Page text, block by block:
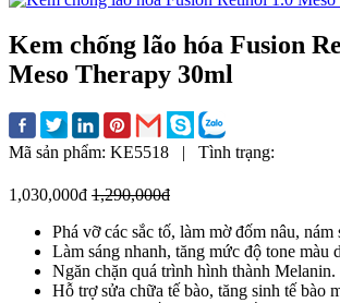
Kem chống lão hóa Fusion
Meso Therapy 30ml
Mã sản phẩm: KE5518 | Tình trạng:
1,030,000đ 1,290,000đ
Phá vỡ các sắc tố, làm mờ đốm nâu, nám
Làm sáng nhanh, tăng mức độ tone màu
Ngăn chặn quá trình hình thành Melanin.
Hỗ trợ sửa chữa tế bào, tăng sinh tế bào